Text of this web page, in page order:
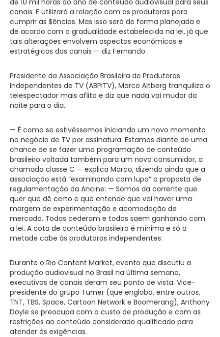
canais. E utilizará a relação com as produtoras para
cumprir as $ências. Mas isso será de forma planejada e
de acordo com a gradualidade estabelecida na lei, já que
tais alterações envolvem aspectos econômicos e
estratégicos dos canais — diz Fernando.
Presidente da Associação Brasileira de Produtoras
Independentes de TV (ABPITV), Marco Altberg tranquiliza o
telespectador mais aflito e diz que nada vai mudar da
noite para o dia.
— É como se estivéssemos iniciando um novo momento
no negócio de TV por assinatura. Estamos diante de uma
chance de se fazer uma programação de conteúdo
brasileiro voltada também para um novo consumidor, a
chamada classe C — explica Marco, dizendo ainda que a
associação está “examinando com lupa” a proposta de
regulamentação da Ancine: — Somos da corrente que
quer que dê certo e que entende que vai haver uma
margem de experimentação e acomodação de
mercado. Todos cederam e todos saem ganhando com
a lei. A cota de conteúdo brasileiro é mínima e só a
metade cabe às produtoras independentes.
Durante o Rio Content Market, evento que discutiu a
produção audiovisual no Brasil na última semana,
executivos de canais deram seu ponto de vista. Vice-
presidente do grupo Turner (que engloba, entre outros,
TNT, TBS, Space, Cartoon Network e Boomerang), Anthony
Doyle se preocupa com o custo de produção e com as
restrições ao conteúdo considerado qualificado para
atender às exigências.